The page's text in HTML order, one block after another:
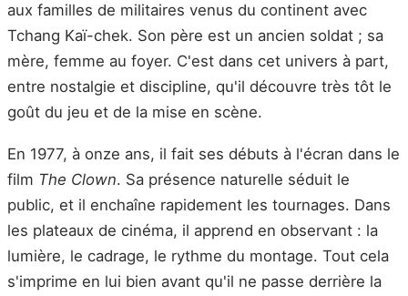
aux familles de militaires venus du continent avec
Tchang Kaï-chek. Son père est un ancien soldat ; sa
mère, femme au foyer. C'est dans cet univers à part,
entre nostalgie et discipline, qu'il découvre très tôt le
goût du jeu et de la mise en scène.
En 1977, à onze ans, il fait ses débuts à l'écran dans le
film The Clown. Sa présence naturelle séduit le
public, et il enchaîne rapidement les tournages. Dans
les plateaux de cinéma, il apprend en observant : la
lumière, le cadrage, le rythme du montage. Tout cela
s'imprime en lui bien avant qu'il ne passe derrière la